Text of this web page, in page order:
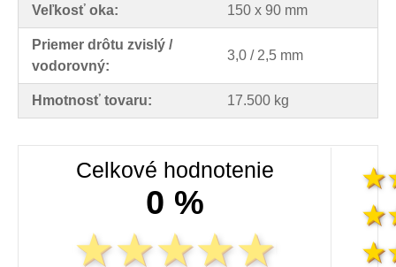
Veľkosť oka: 150 x 90 mm
Priemer drôtu zvislý /
vodorovný:
3,0 / 2,5 mm
Hmotnosť tovaru: 17.500 kg
Celkové hodnotenie
0 %